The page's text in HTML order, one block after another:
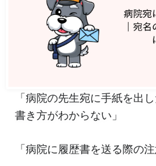
「病院の先生宛に手紙を出
書き方がわからない」
「病院に履歴書を送る際の